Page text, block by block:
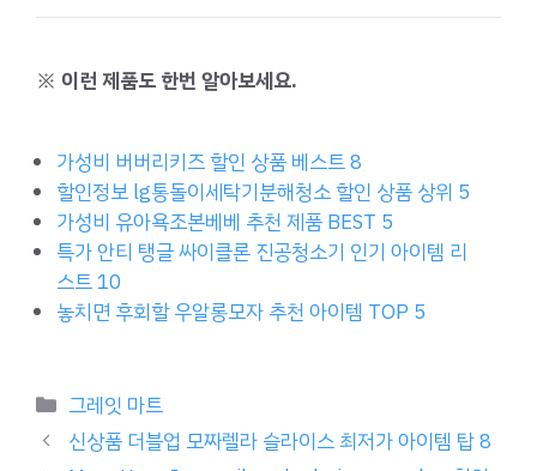
※ 이런 제품도 한번 알아보세요.
가성비 버버리키즈 할인 상품 베스트 8
할인정보 lg통돌이세탁기분해청소 할인 상품 상위 5
가성비 유아욕조본베베 추천 제품 BEST 5
특가 안티 탱글 싸이클론 진공청소기 인기 아이템 리
스트 10
놓치면 후회할 우알롱모자 추천 아이템 TOP 5
Categories
그레잇 마트
신상품 더블업 모짜렐라 슬라이스 최저가 아이템 탑 8